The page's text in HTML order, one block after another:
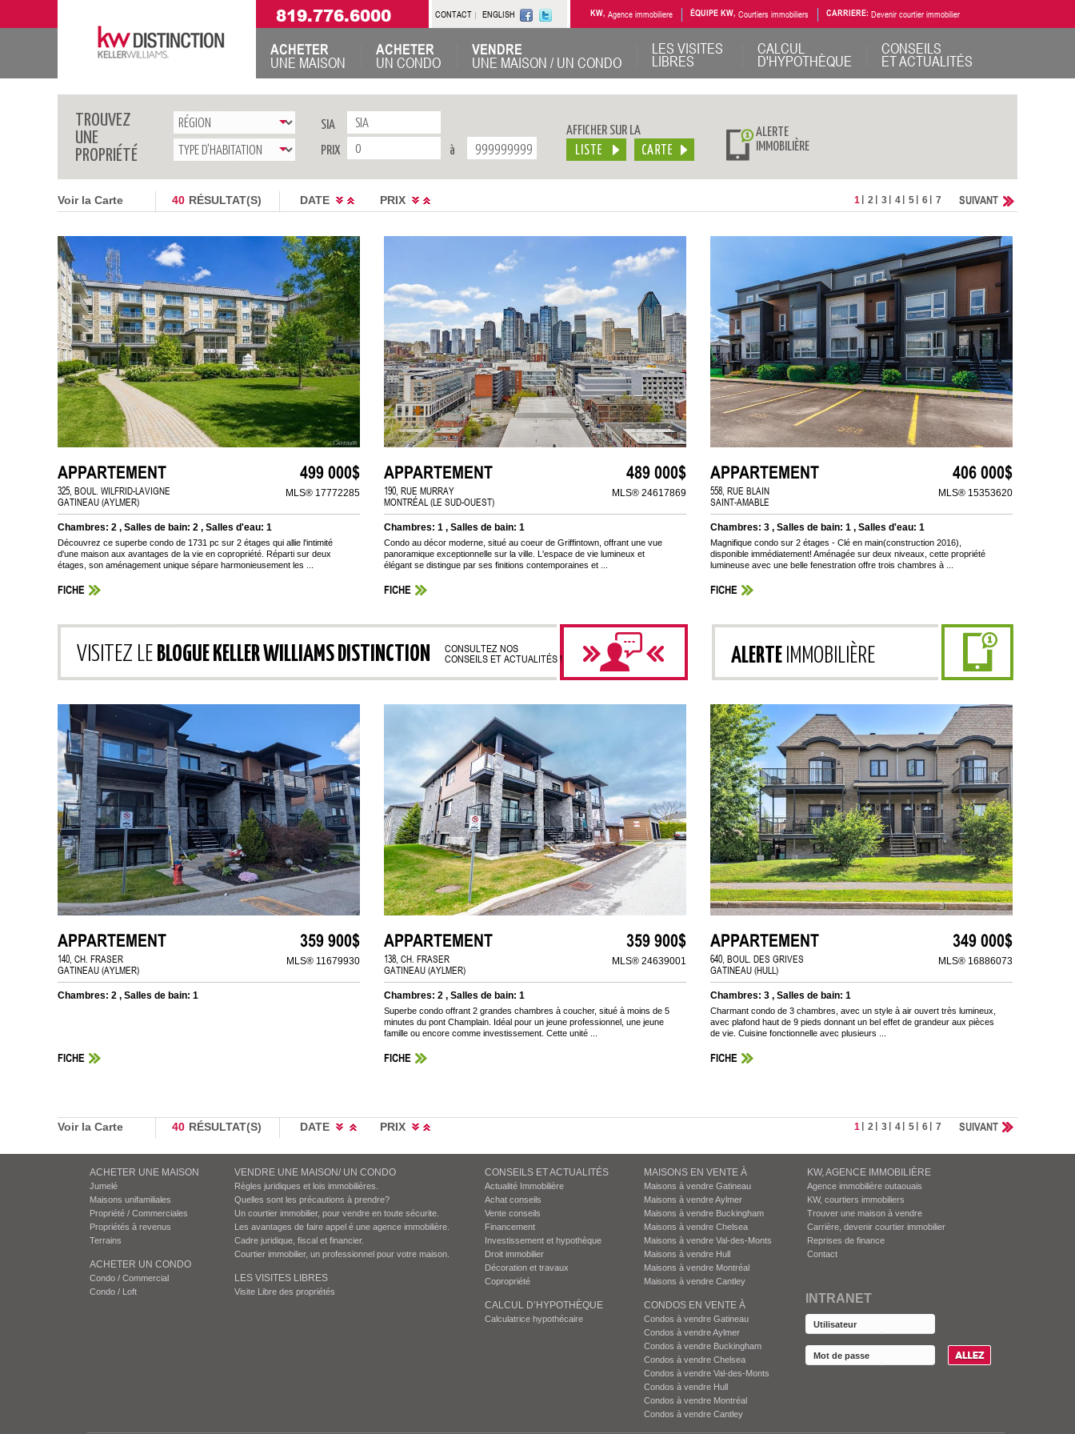
819.776.6000 CONTACT ENGLISH KW, Agence immobiliere ÉQUIPE KW, Courtiers immobiliers CARRIERE: Devenir courtier immobilier
ACHETER
UNE MAISON
ACHETER
UN CONDO
VENDRE
UNE MAISON / UN CONDO
LES VISITES
LIBRES
CALCUL
D'HYPOTHÈQUE
CONSEILS
ET ACTUALITÉS
TROUVEZ
UNE
PROPRIÉTÉ
SIA
PRIX
à
AFFICHER SUR LA
ALERTE
IMMOBILIÈRE
Voir la Carte 40 RÉSULTAT(S) DATE PRIX SUIVANT
1 2 3 4 5 6 7
APPARTEMENT 499 000$
325, BOUL. WILFRID-LAVIGNE
GATINEAU (AYLMER)
MLS® 17772285
Chambres: 2 , Salles de bain: 2 , Salles d'eau: 1
Découvrez ce superbe condo de 1731 pc sur 2 étages qui allie l'intimité
d'une maison aux avantages de la vie en copropriété. Réparti sur deux
étages, son aménagement unique sépare harmonieusement les ...
FICHE
APPARTEMENT 489 000$
190, RUE MURRAY
MONTRÉAL (LE SUD-OUEST)
MLS® 24617869
Chambres: 1 , Salles de bain: 1
Condo au décor moderne, situé au coeur de Griffintown, offrant une vue
panoramique exceptionnelle sur la ville. L'espace de vie lumineux et
élégant se distingue par ses finitions contemporaines et ...
FICHE
APPARTEMENT 406 000$
558, RUE BLAIN
SAINT-AMABLE
MLS® 15353620
Chambres: 3 , Salles de bain: 1 , Salles d'eau: 1
Magnifique condo sur 2 étages - Clé en main(construction 2016),
disponible immédiatement! Aménagée sur deux niveaux, cette propriété
lumineuse avec une belle fenestration offre trois chambres à ...
FICHE
VISITEZ LEBLOGUE KELLER WILLIAMS DISTINCTION
CONSULTEZ NOS
CONSEILS ET ACTUALITÉS !
ALERTEIMMOBILIÈRE
APPARTEMENT 359 900$
140, CH. FRASER
GATINEAU (AYLMER)
MLS® 11679930
Chambres: 2 , Salles de bain: 1
FICHE
APPARTEMENT 359 900$
138, CH. FRASER
GATINEAU (AYLMER)
MLS® 24639001
Chambres: 2 , Salles de bain: 1
Superbe condo offrant 2 grandes chambres à coucher, situé à moins de 5
minutes du pont Champlain. Idéal pour un jeune professionnel, une jeune
famille ou encore comme investissement. Cette unité ...
FICHE
APPARTEMENT 349 000$
640, BOUL. DES GRIVES
GATINEAU (HULL)
MLS® 16886073
Chambres: 3 , Salles de bain: 1
Charmant condo de 3 chambres, avec un style à air ouvert très lumineux,
avec plafond haut de 9 pieds donnant un bel effet de grandeur aux pièces
de vie. Cuisine fonctionnelle avec plusieurs ...
FICHE
Voir la Carte 40 RÉSULTAT(S) DATE PRIX SUIVANT
1 2 3 4 5 6 7
ACHETER UNE MAISON
Jumelé
Maisons unifamiliales
Propriété / Commerciales
Propriétés à revenus
Terrains
ACHETER UN CONDO
Condo / Commercial
Condo / Loft
VENDRE UNE MAISON/ UN CONDO
Règles juridiques et lois immobilières.
Quelles sont les précautions à prendre?
Un courtier immobilier, pour vendre en toute sécurite.
Les avantages de faire appel é une agence immobilière.
Cadre juridique, fiscal et financier.
Courtier immobilier, un professionnel pour votre maison.
LES VISITES LIBRES
Visite Libre des propriétés
CONSEILS ET ACTUALITÉS
Actualité Immobilière
Achat conseils
Vente conseils
Financement
Investissement et hypothèque
Droit immobilier
Décoration et travaux
Copropriété
CALCUL D’HYPOTHÈQUE
Calculatrice hypothécaire
MAISONS EN VENTE À
Maisons à vendre Gatineau
Maisons à vendre Aylmer
Maisons à vendre Buckingham
Maisons à vendre Chelsea
Maisons à vendre Val-des-Monts
Maisons à vendre Hull
Maisons à vendre Montréal
Maisons à vendre Cantley
CONDOS EN VENTE À
Condos à vendre Gatineau
Condos à vendre Aylmer
Condos à vendre Buckingham
Condos à vendre Chelsea
Condos à vendre Val-des-Monts
Condos à vendre Hull
Condos à vendre Montréal
Condos à vendre Cantley
KW, AGENCE IMMOBILIÈRE
Agence immobilière outaouais
KW, courtiers immobiliers
Trouver une maison à vendre
Carrière, devenir courtier immobilier
Reprises de finance
Contact
INTRANET